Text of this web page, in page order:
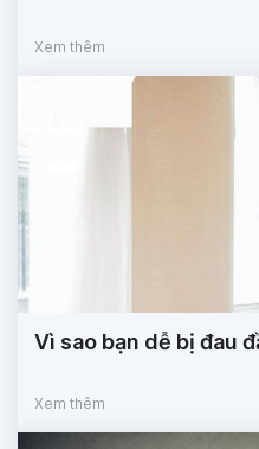
Xem thêm
Vì sao bạn dễ bị đau
Xem thêm